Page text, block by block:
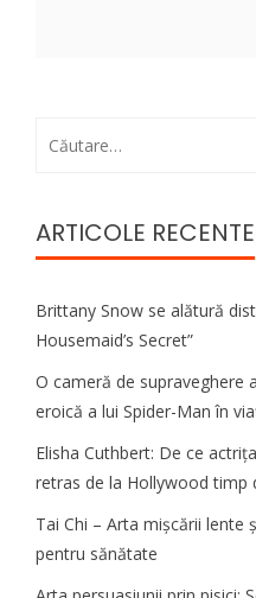
ARTICOLE RECENTE
Brittany Snow se alătură
Housemaid’s Secret”
O cameră de supraveghere
eroică a lui Spider-Man în
Elisha Cuthbert: De ce
retras de la Hollywood timp
Tai Chi – Arta mișcării lente
pentru sănătate